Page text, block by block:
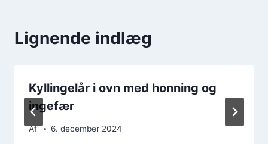
Lignende indlæg
Kyllingelår i ovn med honning og
ingefær
Af 6. december 2024